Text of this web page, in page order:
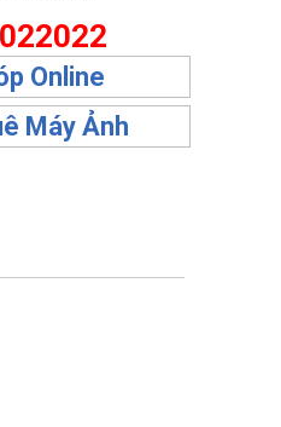
điều kiện thiếu sáng.
hơn.
chóng, ổn định và
Online
Máy Ảnh